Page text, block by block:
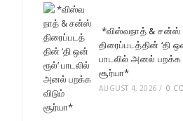
*விஸ்வநாத் & சன்ஸ்
திரைப்படத்தின் ‘தி
பாடலில் அனல் பறக்க
சூர்யா*
AUGUST 4, 2026 / 0